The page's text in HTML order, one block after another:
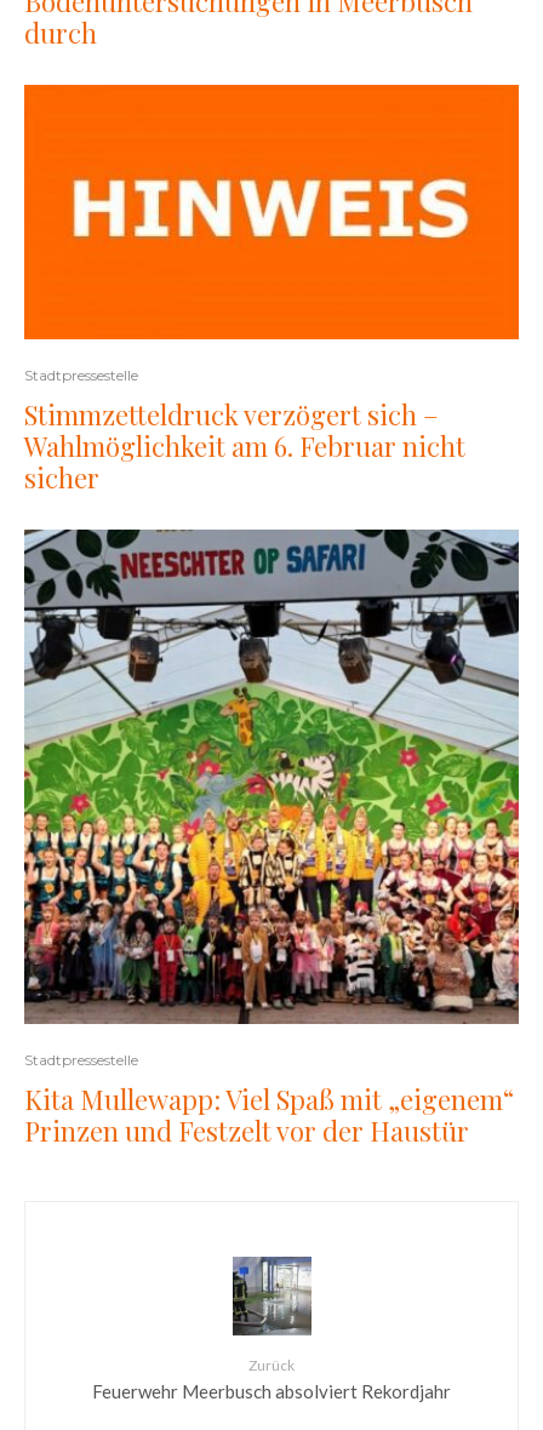
durch
Stadtpressestelle
Stimmzetteldruck verzögert sich –
Wahlmöglichkeit am 6. Februar nicht
sicher
Stadtpressestelle
Kita Mullewapp: Viel Spaß mit „eigenem“
Prinzen und Festzelt vor der Haustür
Zurück
Feuerwehr Meerbusch absolviert Rekordjahr